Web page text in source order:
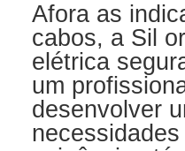
Afora as
cabos, a Sil
elétrica
um
desenvolver